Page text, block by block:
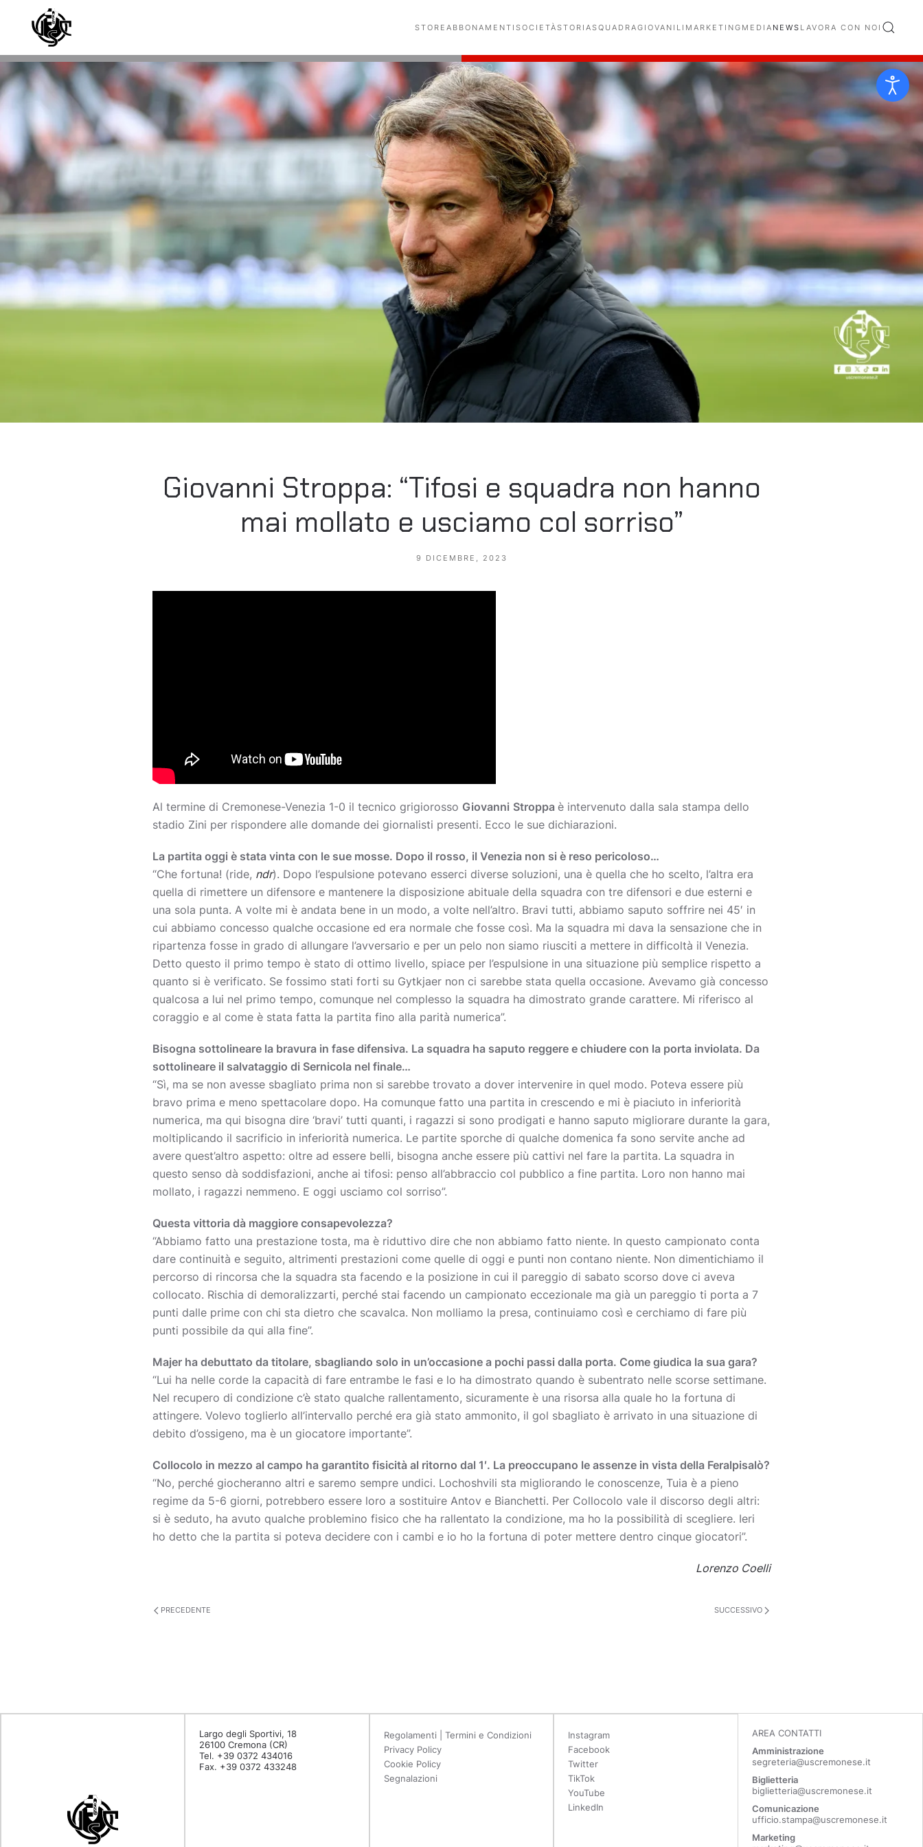
Skip to main content STORE ABBONAMENTI SOCIETÀSTORIASQUADRAGIOVANILI MARKETING MEDIA NEWS LAVORA CON NOI
Giovanni Stroppa: “Tifosi e squadra non hanno
mai mollato e usciamo col sorriso”
9 DICEMBRE, 2023
Al termine di Cremonese-Venezia 1-0 il tecnico grigiorosso Giovanni Stroppa è intervenuto dalla sala stampa dello
stadio Zini per rispondere alle domande dei giornalisti presenti. Ecco le sue dichiarazioni.
La partita oggi è stata vinta con le sue mosse. Dopo il rosso, il Venezia non si è reso pericoloso…
“Che fortuna! (ride, ndr). Dopo l’espulsione potevano esserci diverse soluzioni, una è quella che ho scelto, l’altra era
quella di rimettere un difensore e mantenere la disposizione abituale della squadra con tre difensori e due esterni e
una sola punta. A volte mi è andata bene in un modo, a volte nell’altro. Bravi tutti, abbiamo saputo soffrire nei 45′ in
cui abbiamo concesso qualche occasione ed era normale che fosse così. Ma la squadra mi dava la sensazione che in
ripartenza fosse in grado di allungare l’avversario e per un pelo non siamo riusciti a mettere in difficoltà il Venezia.
Detto questo il primo tempo è stato di ottimo livello, spiace per l’espulsione in una situazione più semplice rispetto a
quanto si è verificato. Se fossimo stati forti su Gytkjaer non ci sarebbe stata quella occasione. Avevamo già concesso
qualcosa a lui nel primo tempo, comunque nel complesso la squadra ha dimostrato grande carattere. Mi riferisco al
coraggio e al come è stata fatta la partita fino alla parità numerica”.
Bisogna sottolineare la bravura in fase difensiva. La squadra ha saputo reggere e chiudere con la porta inviolata. Da
sottolineare il salvataggio di Sernicola nel finale…
“Sì, ma se non avesse sbagliato prima non si sarebbe trovato a dover intervenire in quel modo. Poteva essere più
bravo prima e meno spettacolare dopo. Ha comunque fatto una partita in crescendo e mi è piaciuto in inferiorità
numerica, ma qui bisogna dire ‘bravi’ tutti quanti, i ragazzi si sono prodigati e hanno saputo migliorare durante la gara,
moltiplicando il sacrificio in inferiorità numerica. Le partite sporche di qualche domenica fa sono servite anche ad
avere quest’altro aspetto: oltre ad essere belli, bisogna anche essere più cattivi nel fare la partita. La squadra in
questo senso dà soddisfazioni, anche ai tifosi: penso all’abbraccio col pubblico a fine partita. Loro non hanno mai
mollato, i ragazzi nemmeno. E oggi usciamo col sorriso”.
Questa vittoria dà maggiore consapevolezza?
“Abbiamo fatto una prestazione tosta, ma è riduttivo dire che non abbiamo fatto niente. In questo campionato conta
dare continuità e seguito, altrimenti prestazioni come quelle di oggi e punti non contano niente. Non dimentichiamo il
percorso di rincorsa che la squadra sta facendo e la posizione in cui il pareggio di sabato scorso dove ci aveva
collocato. Rischia di demoralizzarti, perché stai facendo un campionato eccezionale ma già un pareggio ti porta a 7
punti dalle prime con chi sta dietro che scavalca. Non molliamo la presa, continuiamo così e cerchiamo di fare più
punti possibile da qui alla fine”.
Majer ha debuttato da titolare, sbagliando solo in un’occasione a pochi passi dalla porta. Come giudica la sua gara?
“Lui ha nelle corde la capacità di fare entrambe le fasi e lo ha dimostrato quando è subentrato nelle scorse settimane.
Nel recupero di condizione c’è stato qualche rallentamento, sicuramente è una risorsa alla quale ho la fortuna di
attingere. Volevo toglierlo all’intervallo perché era già stato ammonito, il gol sbagliato è arrivato in una situazione di
debito d’ossigeno, ma è un giocatore importante”.
Collocolo in mezzo al campo ha garantito fisicità al ritorno dal 1′. La preoccupano le assenze in vista della Feralpisalò?
“No, perché giocheranno altri e saremo sempre undici. Lochoshvili sta migliorando le conoscenze, Tuia è a pieno
regime da 5-6 giorni, potrebbero essere loro a sostituire Antov e Bianchetti. Per Collocolo vale il discorso degli altri:
si è seduto, ha avuto qualche problemino fisico che ha rallentato la condizione, ma ho la possibilità di scegliere. Ieri
ho detto che la partita si poteva decidere con i cambi e io ho la fortuna di poter mettere dentro cinque giocatori”.
Lorenzo Coelli
PRECEDENTE SUCCESSIVO
Largo degli Sportivi, 18
26100 Cremona (CR)
Tel. +39 0372 434016
Fax. +39 0372 433248
Regolamenti | Termini e Condizioni
Privacy Policy
Cookie Policy
Segnalazioni
Instagram
Facebook
Twitter
TikTok
YouTube
LinkedIn
AREA CONTATTI
Amministrazione
segreteria@uscremonese.it
Biglietteria
biglietteria@uscremonese.it
Comunicazione
ufficio.stampa@uscremonese.it
Marketing